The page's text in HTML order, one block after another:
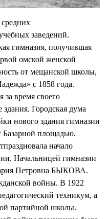
средних
заведений.
гимназия, получившая
омской женской
от мещанской школы,
с 1858 года.
за время своего
Городская дума
нового здания гимназии
Базарной площадью.
начало
Начальницей гимназии
Петровна БЫКОВА.
войны. В 1922
техникум, а
партийной школы.